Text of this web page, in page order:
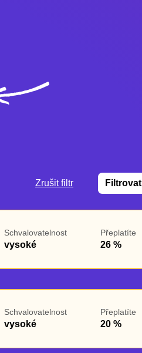
Zrušit filtr Filtrovat
Schvalovatelnost
vysoké
Přeplatíte
26 %
Schvalovatelnost
vysoké
Přeplatíte
20 %